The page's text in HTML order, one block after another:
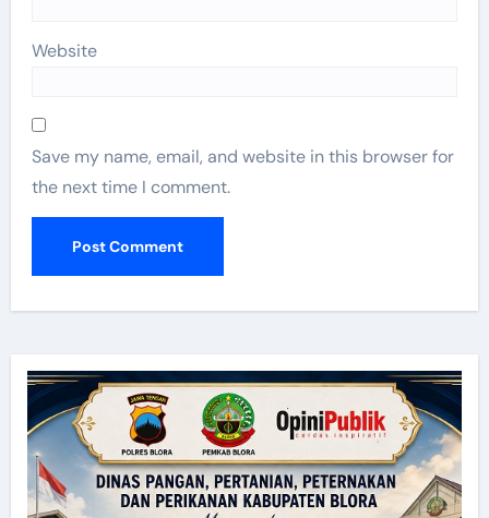
Website
Save my name, email, and website in this browser for
the next time I comment.